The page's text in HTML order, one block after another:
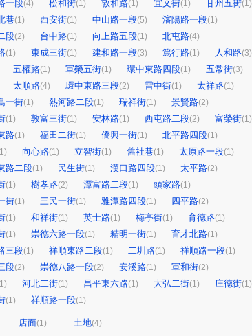
一段(4) 松和街(1) 敦和路(1) 宜文街(1) 甘州五街(1)
巷(1) 西安街(1) 中山路一段(5) 瀋陽路一段(1)
段(2) 台中路(1) 向上路五段(1) 北屯路(4)
(1) 東成三街(1) 建和路一段(3) 篤行路(1) 人和路(3)
五權路(1) 軍榮五街(1) 環中東路四段(1) 五常街(3)
太順路(4) 環中東路三段(2) 雷中街(1) 太祥路(1)
一街(1) 熱河路二段(1) 瑞祥街(1) 景賢路(2)
(1) 敦富三街(1) 安林路(1) 西屯路二段(2) 富榮街(1)
路(1) 福田二街(1) 僑興一街(1) 北平路四段(1)
向心路(1) 立智街(1) 舊社巷(1) 太原路一段(1)
路二段(1) 民生街(1) 漢口路四段(1) 太平路(2)
(1) 樹孝路(2) 潭富路二段(1) 頭家路(1)
街(1) 三民一街(1) 雅潭路四段(1) 四平路(2)
(1) 和祥街(1) 英士路(1) 梅亭街(1) 育德路(1)
(1) 崇德六路一段(1) 精明一街(1) 育才北路(1)
三段(1) 祥順東路二段(1) 二圳路(1) 祥順路一段(1)
段(2) 崇德八路一段(2) 安溪路(1) 軍和街(2)
河北二街(1) 昌平東六路(1) 大弘二街(1) 庄德街(1)
(1) 祥順路一段(1)
店面(1) 土地(4)